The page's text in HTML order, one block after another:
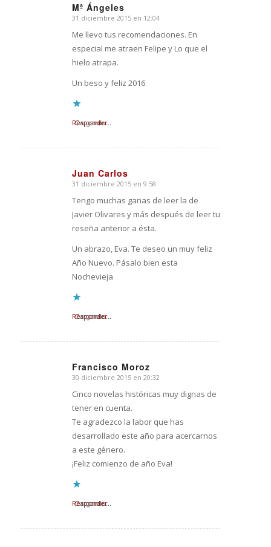
Mª Ángeles
Dice:
31 diciembre 2015 en 12:04
Me llevo tus recomendaciones. En
especial me atraen Felipe y Lo que el
hielo atrapa.
Un beso y feliz 2016
Cargando...
Responder
Juan Carlos
Dice:
31 diciembre 2015 en 9:58
Tengo muchas ganas de leer la de
Javier Olivares y más después de leer tu
reseña anterior a ésta.
Un abrazo, Eva. Te deseo un muy feliz
Año Nuevo. Pásalo bien esta
Nochevieja
Cargando...
Responder
Francisco Moroz
Dice:
30 diciembre 2015 en 20:32
Cinco novelas históricas muy dignas de
tener en cuenta.
Te agradezco la labor que has
desarrollado este año para acercarnos
a este género.
¡Feliz comienzo de año Eva!
Cargando...
Responder